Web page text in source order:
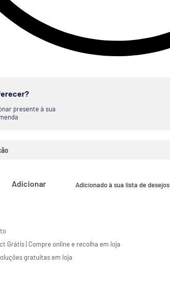
presente à sua
Adicionar Adicionado à sua lista de desejos
Grátis | Compre online e recolha em loja
gratuitas em loja